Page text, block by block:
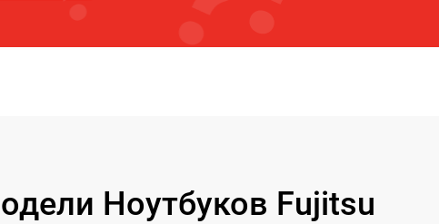
Ноутбуков Fujitsu